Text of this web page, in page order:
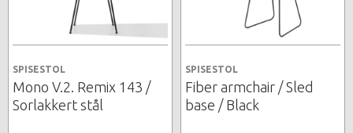
SPISESTOL
Mono V.2. Remix 143 /
Sorlakkert stål
SPISESTOL
Fiber armchair / Sled
base / Black